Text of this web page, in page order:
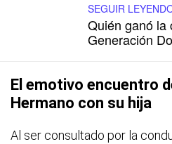
SEGUIR
Quién ganó la
Generación
El emotivo encuentro
Hermano con su hija
Al ser consultado por la